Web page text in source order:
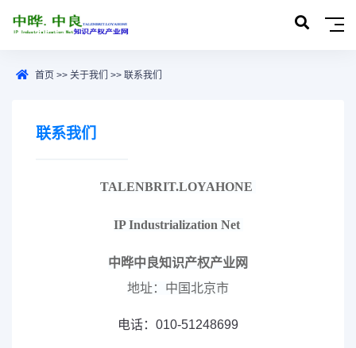
首页 >> 关于我们 >> 联系我们
联系我们
TALENBRIT.LOYAHONE
IP Industrialization Net
中晔中良知识产权产业网
地址：中国北京市
电话：010-51248699